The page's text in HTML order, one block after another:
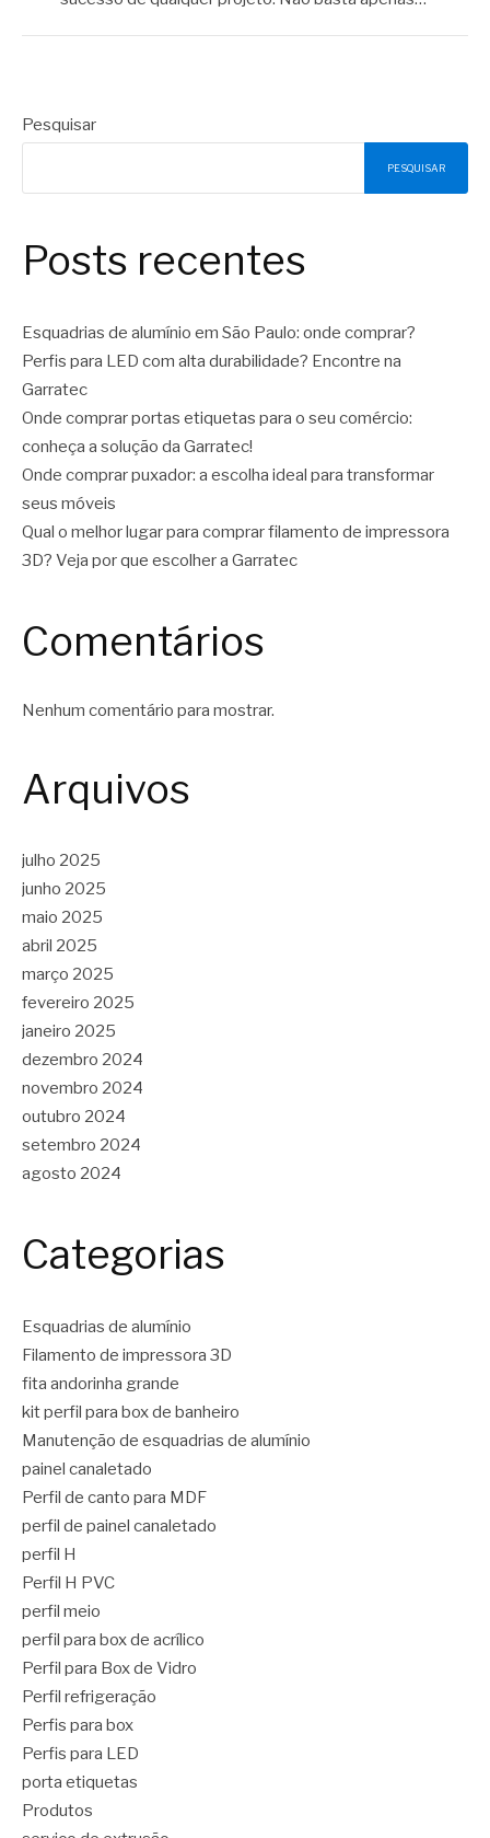
Pesquisar
PESQUISAR
Posts recentes
Esquadrias de alumínio em São Paulo: onde comprar?
Perfis para LED com alta durabilidade? Encontre na
Garratec
Onde comprar portas etiquetas para o seu comércio:
conheça a solução da Garratec!
Onde comprar puxador: a escolha ideal para transformar
seus móveis
Qual o melhor lugar para comprar filamento de impressora
3D? Veja por que escolher a Garratec
Comentários
Nenhum comentário para mostrar.
Arquivos
julho 2025
junho 2025
maio 2025
abril 2025
março 2025
fevereiro 2025
janeiro 2025
dezembro 2024
novembro 2024
outubro 2024
setembro 2024
agosto 2024
Categorias
Esquadrias de alumínio
Filamento de impressora 3D
fita andorinha grande
kit perfil para box de banheiro
Manutenção de esquadrias de alumínio
painel canaletado
Perfil de canto para MDF
perfil de painel canaletado
perfil H
Perfil H PVC
perfil meio
perfil para box de acrílico
Perfil para Box de Vidro
Perfil refrigeração
Perfis para box
Perfis para LED
porta etiquetas
Produtos